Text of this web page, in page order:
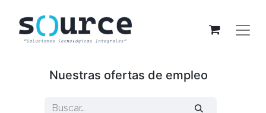
Nuestras ofertas de empleo